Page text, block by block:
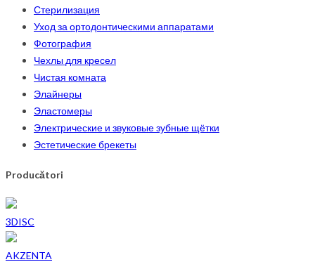
Стерилизация
Уход за ортодонтическими аппаратами
Фотография
Чехлы для кресел
Чистая комната
Элайнеры
Эластомеры
Электрические и звуковые зубные щётки
Эстетические брекеты
Producători
3DISC
AKZENTA